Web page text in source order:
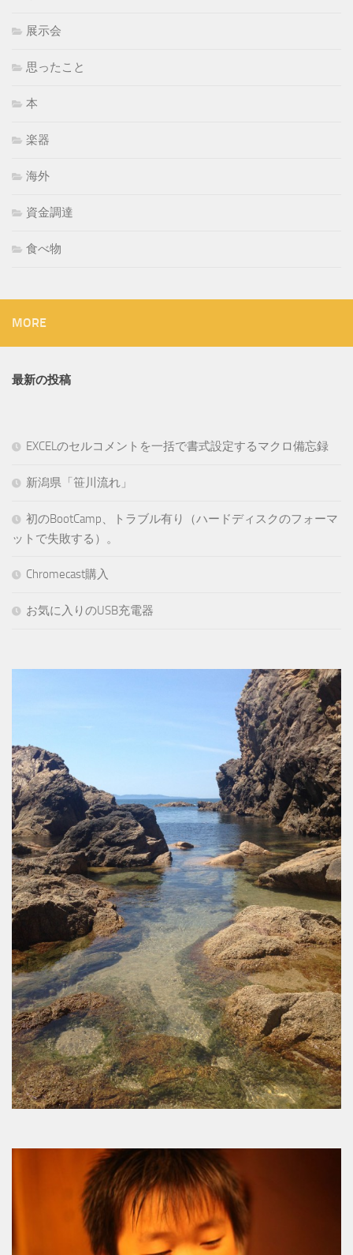
展示会
思ったこと
本
楽器
海外
資金調達
食べ物
MORE
最新の投稿
EXCELのセルコメントを一括で書式設定するマクロ備忘録
新潟県「笹川流れ」
初のBootCamp、トラブル有り（ハードディスクのフォーマ
ットで失敗する）。
Chromecast購入
お気に入りのUSB充電器